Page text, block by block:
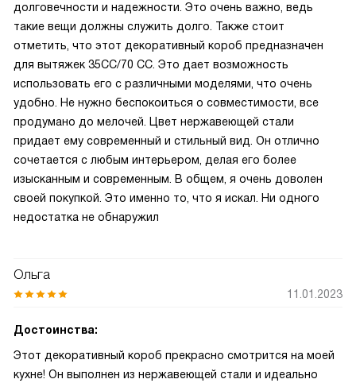
долговечности и надежности. Это очень важно, ведь
такие вещи должны служить долго. Также стоит
отметить, что этот декоративный короб предназначен
для вытяжек 35СС/70 CC. Это дает возможность
использовать его с различными моделями, что очень
удобно. Не нужно беспокоиться о совместимости, все
продумано до мелочей. Цвет нержавеющей стали
придает ему современный и стильный вид. Он отлично
сочетается с любым интерьером, делая его более
изысканным и современным. В общем, я очень доволен
своей покупкой. Это именно то, что я искал. Ни одного
недостатка не обнаружил
Ольга
11.01.2023
Достоинства:
Этот декоративный короб прекрасно смотрится на моей
кухне! Он выполнен из нержавеющей стали и идеально